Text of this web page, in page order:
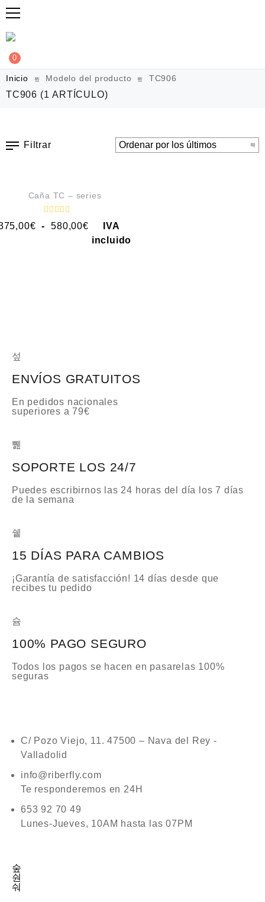
0
Inicio Modelo del producto TC906
TC906 (1 ARTÍCULO)
Filtrar
Caña TC – series
a
€ - 580,00€
IVA
incluido
ENVÍOS GRATUITOS
En pedidos nacionales
superiores a 79€
SOPORTE LOS 24/7
Puedes escribirnos las 24 horas del día los 7 días
de la semana
15 DÍAS PARA CAMBIOS
¡Garantía de satisfacción! 14 días desde que
recibes tu pedido
100% PAGO SEGURO
Todos los pagos se hacen en pasarelas 100%
seguras
C/ Pozo Viejo, 11. 47500 – Nava del Rey -
Valladolid
info@riberfly.com
Te responderemos en 24H
653 92 70 49
Lunes-Jueves, 10AM hasta las 07PM